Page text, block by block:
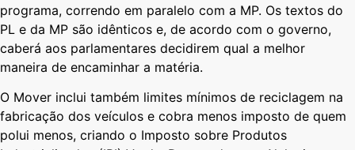
programa, correndo em paralelo com a MP. Os textos do
PL e da MP são idênticos e, de acordo com o governo,
caberá aos parlamentares decidirem qual a melhor
maneira de encaminhar a matéria.
O Mover inclui também limites mínimos de reciclagem na
fabricação dos veículos e cobra menos imposto de quem
polui menos, criando o Imposto sobre Produtos